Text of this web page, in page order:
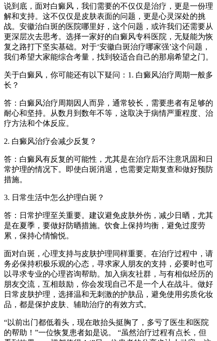
说到底，面对白癜风，我们需要的不仅仅是治疗，更是一份理
解和支持。这不仅仅是皮肤表面的问题，更是心灵深处的挑
战。安徽治白斑的医院哪里好，这个问题，或许我们还需要从
更深层次去思考。选择一家好的白癜风专科医院，无疑能为恢
复之路打下坚实基础。对于‘安徽白斑治疗哪家强’这个问题，
我们希望大家能综合考量，找到较适合自己的那扇希望之门。
关于白癜风，你可能还有以下疑问：1. 白癜风治疗周期一般多
长？
答：白癜风治疗周期因人而异，通常较长，需要患者有足够的
耐心和坚持。从数月到数年不等，这取决于病情严重程度、治
疗方法和个体反应。
2. 白癜风治疗会减少反复？
答：白癜风有反复的可能性，尤其是在治疗后不注意巩固和日
常护理的情况下。即使白斑消退，也需要定期复查和做好预防
措施。
3. 日常生活中怎么护理白斑？
答：日常护理至关重要。建议避免皮肤外伤，减少日晒，尤其
是在夏季，要做好防晒措施。饮食上保持均衡，避免过度劳
累，保持心情愉悦。
面对白斑，心理支持与皮肤护理同样重要。在治疗过程中，请
务必保持积极乐观的心态，寻求家人朋友的支持，必要时也可
以寻求专业的心理咨询帮助。加入病友社群，与有相似经历的
朋友交流，互相鼓励，你会发现自己不是一个人在战斗。做好
日常皮肤护理，选择温和无刺激的护肤品，避免使用劣质化妆
品，都是保护皮肤、辅助治疗的有效方式。
“以前出门都低着头，现在敢抬头挺胸了，多亏了医生和医院
的帮助！”一位恢复患者如是说。 “虽然治疗过程有点长，但